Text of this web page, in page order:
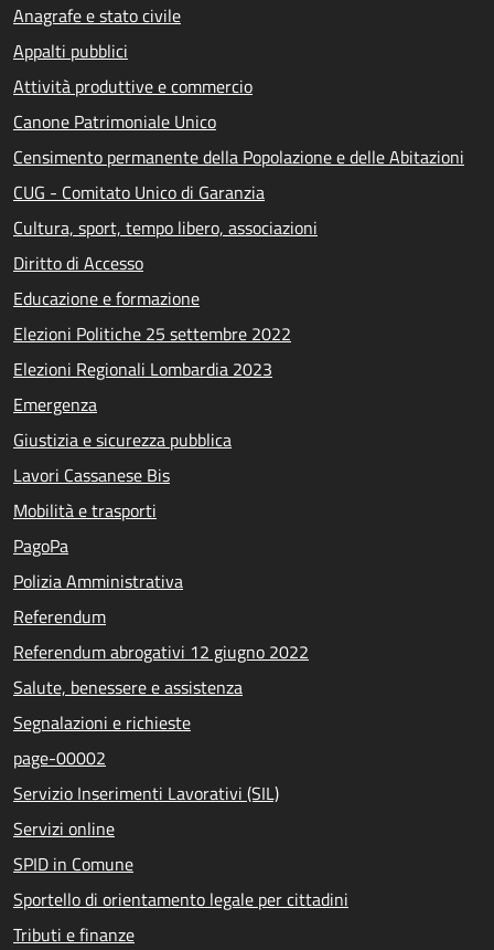
Anagrafe e stato civile
Appalti pubblici
Attività produttive e commercio
Canone Patrimoniale Unico
Censimento permanente della Popolazione e delle Abitazioni
CUG - Comitato Unico di Garanzia
Cultura, sport, tempo libero, associazioni
Diritto di Accesso
Educazione e formazione
Elezioni Politiche 25 settembre 2022
Elezioni Regionali Lombardia 2023
Emergenza
Giustizia e sicurezza pubblica
Lavori Cassanese Bis
Mobilità e trasporti
PagoPa
Polizia Amministrativa
Referendum
Referendum abrogativi 12 giugno 2022
Salute, benessere e assistenza
Segnalazioni e richieste
page-00002
Servizio Inserimenti Lavorativi (SIL)
Servizi online
SPID in Comune
Sportello di orientamento legale per cittadini
Tributi e finanze